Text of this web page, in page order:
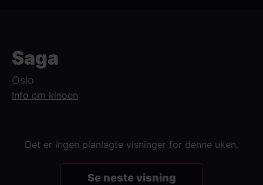
Saga
Oslo
Info om kinoen
Det er ingen planlagte visninger for denne uken.
Se neste visning